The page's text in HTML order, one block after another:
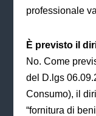
professionale
È previsto il
No. Come
del D.lgs
Consumo), il
“fornitura di